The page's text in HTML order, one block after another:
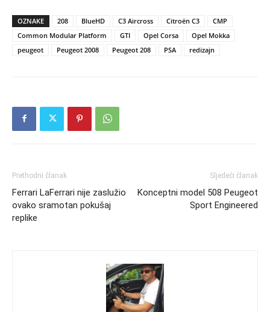
OZNAKE 208 BlueHD C3 Aircross Citroën C3
CMP
Common Modular Platform
GTI Opel Corsa
Opel Mokka
peugeot
Peugeot 2008 Peugeot 208 PSA redizajn
Prethodni članak
Ferrari LaFerrari nije zaslužio
ovako sramotan pokušaj
replike
Sljedeći članak
Konceptni model 508 Peugeot
Sport Engineered